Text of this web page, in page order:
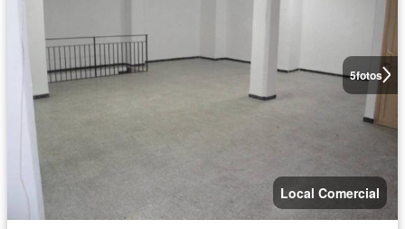
5fotos
Local Comercial